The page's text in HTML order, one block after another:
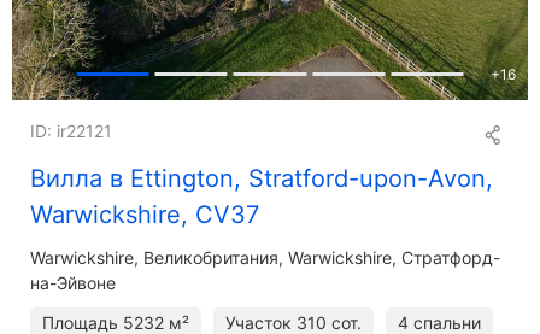
+16
Вилла в Ettington, Stratford-upon-Avon,
Warwickshire, CV37
ID: ir22121
Warwickshire Великобритания, Warwickshire, Стратфорд-
на-Эйвоне
Площадь 5232 м² Участок 310 сот. 4 спальни